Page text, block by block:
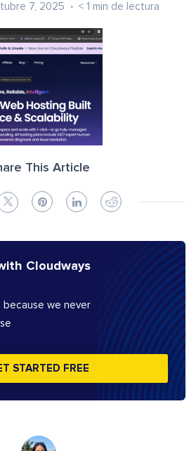
7, 2025 < 1 min de lectura
This Article
Cloudways
because we never
STARTED FREE